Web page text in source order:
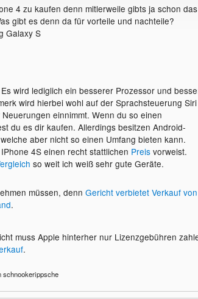
4 zu kaufen denn mitlerweile gibts ja schon das
gibt es denn da für vorteile und nachteile?
Galaxy S
wird lediglich ein besserer Prozessor und
wird hierbei wohl auf der Sprachsteuerung Siri
einnimmt. Wenn du so einen
du es dir kaufen. Allerdings besitzen Android-
aber nicht so einen Umfang bieten kann.
4S einen recht stattlichen Preisvorweist.
so weit ich weiß sehr gute Geräte.
müssen, denn Gericht verbietet Verkauf von
.
muss Apple hinterher nur Lizenzgebühren
.
schnookerippsche